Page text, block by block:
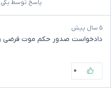
پاسخ توسط یکی
۵ سال پیش
دادخواست صدور حکم موت فرضی را
۰